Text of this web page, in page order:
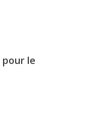
le